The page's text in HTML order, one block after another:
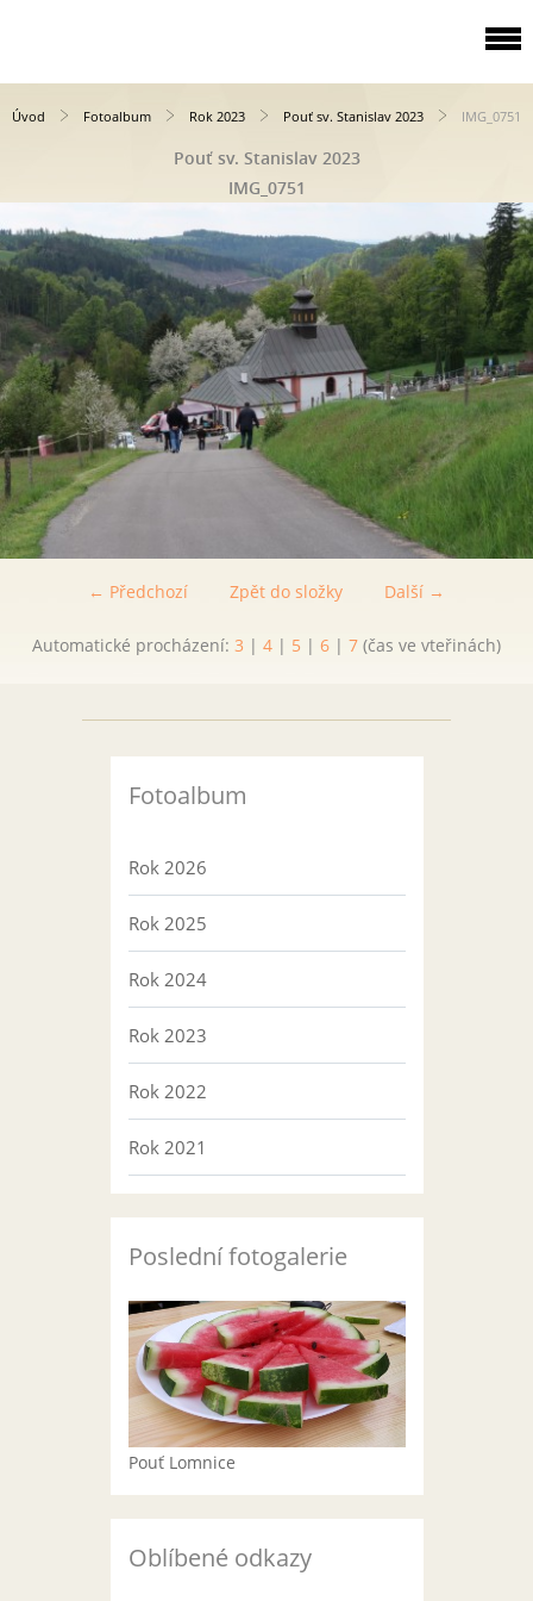
Úvod Fotoalbum Rok 2023 Pouť sv. Stanislav 2023 IMG_0751
Pouť sv. Stanislav 2023
IMG_0751
← Předchozí Další →
Zpět do složky
Automatické procházení: 3 | 4 | 5 | 6 | 7 (čas ve vteřinách)
Fotoalbum
Rok 2026
Rok 2025
Rok 2024
Rok 2023
Rok 2022
Rok 2021
Poslední fotogalerie
Pouť Lomnice
Oblíbené odkazy